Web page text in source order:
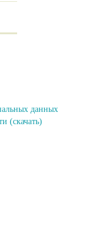
данных
(скачать)